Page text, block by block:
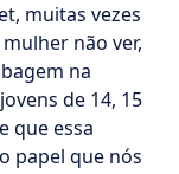
muitas vezes
não ver,
na
de 14, 15
que essa
papel que nós